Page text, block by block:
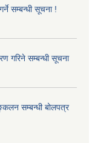
सम्बन्धी सूचना !
गरिने सम्बन्धी सूचना
सम्बन्धी बोलपत्र